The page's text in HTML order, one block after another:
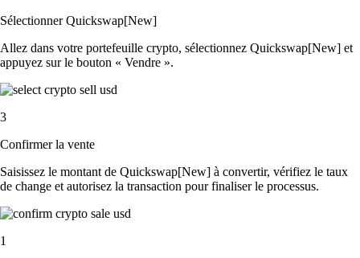
Sélectionner Quickswap[New]
Allez dans votre portefeuille crypto, sélectionnez Quickswap[New] et
appuyez sur le bouton « Vendre ».
3
Confirmer la vente
Saisissez le montant de Quickswap[New] à convertir, vérifiez le taux
de change et autorisez la transaction pour finaliser le processus.
1